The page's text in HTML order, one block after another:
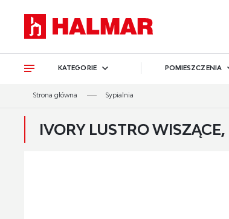
KATEGORIE POMIESZCZENIA
Strona główna Sypialnia
IVORY LUSTRO